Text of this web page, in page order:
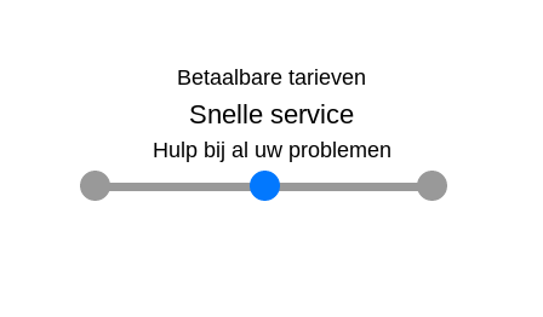
Betaalbare tarieven
Snelle service
Hulp bij al uw problemen